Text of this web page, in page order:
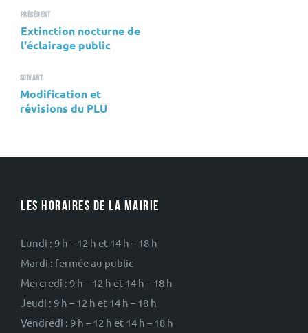
Précédent
Extinction nocturne de
l'éclairage public
Suivant
Modification et
révisions du PLU
LES HORAIRES DE LA MAIRIE
Lundi : 9 h – 12 h et 14 h – 18 h
Mardi : fermée au public
Mercredi : 9 h – 12 h et 14 h – 18 h
Jeudi : 9 h – 12 h et 14 h – 18 h
Vendredi : 9 h – 12 h et 14 h – 18 h